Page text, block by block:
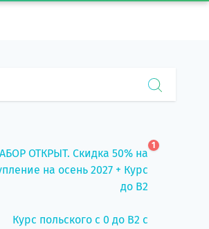
ОТКРЫТ. Скидка 50% на
на осень 2027 + Курс
до B2
1
Курс польского с 0 до B2 с